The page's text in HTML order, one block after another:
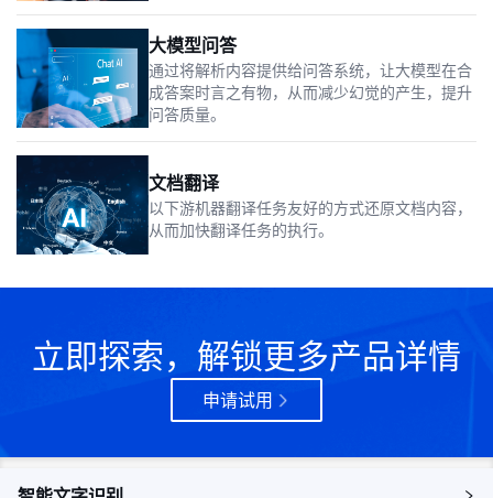
大模型问答
通过将解析内容提供给问答系统，让大模型在合
成答案时言之有物，从而减少幻觉的产生，提升
问答质量。
文档翻译
以下游机器翻译任务友好的方式还原文档内容，
从而加快翻译任务的执行。
立即探索，解锁更多产品详情
申请试用